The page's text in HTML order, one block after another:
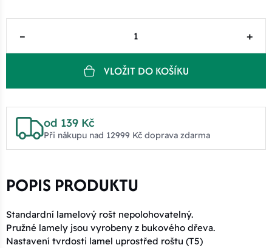
– +
VLOŽIT DO KOŠÍKU
od 139 Kč
Při nákupu nad 12999 Kč doprava zdarma
POPIS PRODUKTU
Standardní lamelový rošt nepolohovatelný.
Pružné lamely jsou vyrobeny z bukového dřeva.
Nastavení tvrdosti lamel uprostřed roštu (T5)